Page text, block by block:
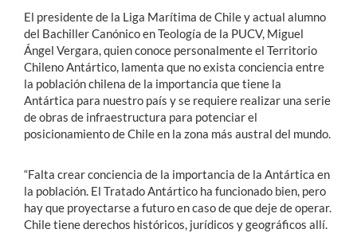
El presidente de la Liga Marítima de Chile y actual alumno
del Bachiller Canónico en Teología de la PUCV, Miguel
Ángel Vergara, quien conoce personalmente el Territorio
Chileno Antártico, lamenta que no exista conciencia entre
la población chilena de la importancia que tiene la
Antártica para nuestro país y se requiere realizar una serie
de obras de infraestructura para potenciar el
posicionamiento de Chile en la zona más austral del mundo.
“Falta crear conciencia de la importancia de la Antártica en
la población. El Tratado Antártico ha funcionado bien, pero
hay que proyectarse a futuro en caso de que deje de operar.
Chile tiene derechos históricos, jurídicos y geográficos allí.